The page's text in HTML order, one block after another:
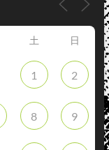
土 日
1 2
8 9